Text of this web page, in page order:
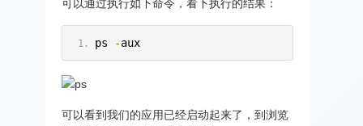
可以通过执行如下命令，看下执行的结果：
ps -aux
可以看到我们的应用已经启动起来了，到浏览